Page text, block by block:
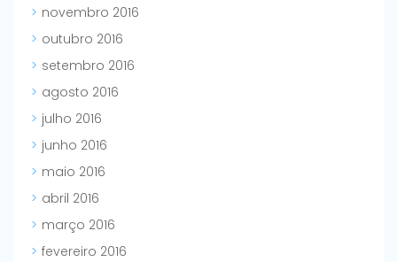
novembro 2016
outubro 2016
setembro 2016
agosto 2016
julho 2016
junho 2016
maio 2016
abril 2016
março 2016
fevereiro 2016